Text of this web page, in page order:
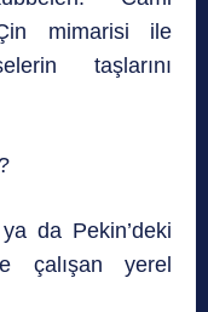
mimarisi ile
taşlarını
da Pekin’deki
çalışan yerel